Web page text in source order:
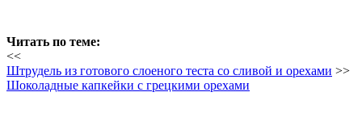
Читать по теме:
<<
Штрудель из готового слоеного теста со сливой и орехами >>
Шоколадные капкейки с грецкими орехами